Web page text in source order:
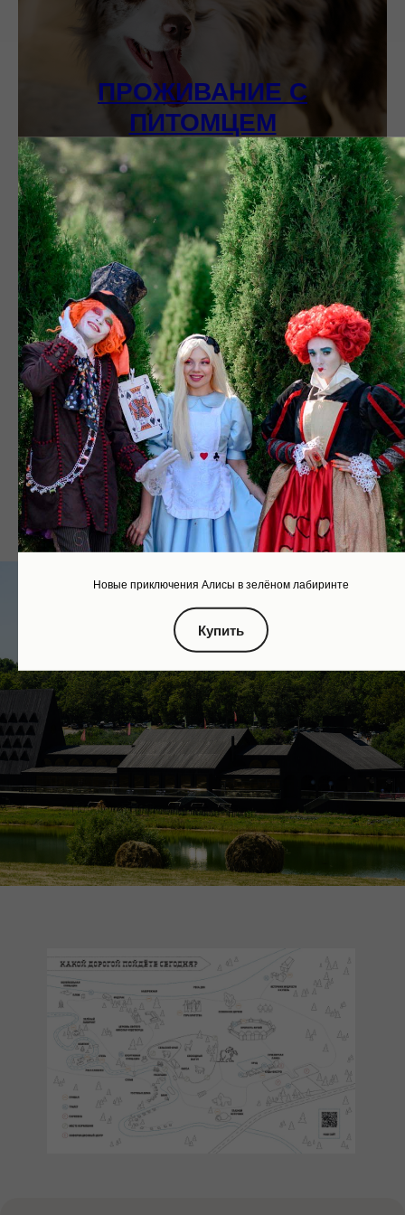
ПРОЖИВАНИЕ С
ПИТОМЦЕМ
АФИША
Новые приключения Алисы в зелёном лабиринте
Купить